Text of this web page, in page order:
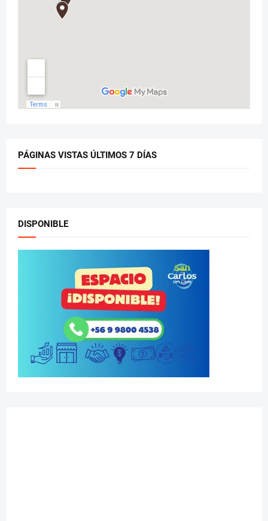
PÁGINAS VISTAS ÚLTIMOS 7 DÍAS
DISPONIBLE